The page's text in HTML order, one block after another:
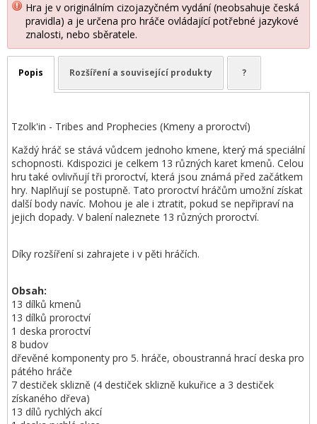
Hra je v originálním cizojazyčném vydání (neobsahuje česká
pravidla) a je určena pro hráče ovládající potřebné jazykové
znalosti, nebo sběratele.
Popis Rozšíření a související produkty ?
Tzolk'in - Tribes and Prophecies (Kmeny a proroctví)
Každý hráč se stává vůdcem jednoho kmene, který má speciální
schopnosti. Kdispozici je celkem 13 různých karet kmenů. Celou
hru také ovlivňují tři proroctví, která jsou známá před začátkem
hry. Naplňují se postupně. Tato proroctví hráčům umožní získat
další body navíc. Mohou je ale i ztratit, pokud se nepřipraví na
jejich dopady. V balení naleznete 13 různých proroctví.
Díky rozšíření si zahrajete i v pěti hráčích.
Obsah:
13 dílků kmenů
13 dílků proroctví
1 deska proroctví
8 budov
dřevěné komponenty pro 5. hráče, oboustranná hrací deska pro
pátého hráče
7 destiček sklizně (4 destiček sklizně kukuřice a 3 destiček
získaného dřeva)
13 dílů rychlých akcí